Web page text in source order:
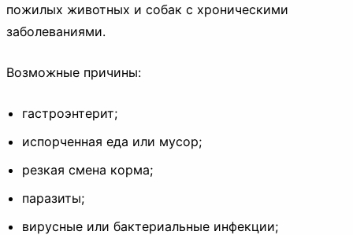
пожилых животных и собак с хроническими
заболеваниями.
Возможные причины:
гастроэнтерит;
испорченная еда или мусор;
резкая смена корма;
паразиты;
вирусные или бактериальные инфекции;